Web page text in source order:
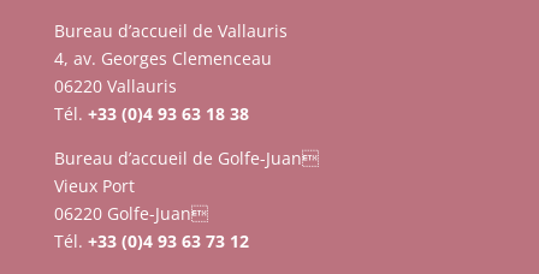
Bureau d’accueil de Vallauris
4, av. Georges Clemenceau
06220 Vallauris
Tél. +33 (0)4 93 63 18 38
Bureau d’accueil de Golfe-Juan
Vieux Port
06220 Golfe-Juan
Tél. +33 (0)4 93 63 73 12